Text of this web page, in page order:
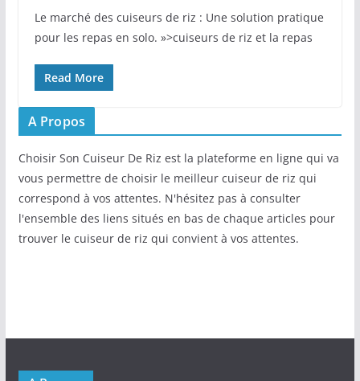
Le marché des cuiseurs de riz : Une solution pratique
pour les repas en solo. »>cuiseurs de riz et la repas
Read More
A Propos
Choisir Son Cuiseur De Riz est la plateforme en ligne qui va
vous permettre de choisir le meilleur cuiseur de riz qui
correspond à vos attentes. N'hésitez pas à consulter
l'ensemble des liens situés en bas de chaque articles pour
trouver le cuiseur de riz qui convient à vos attentes.